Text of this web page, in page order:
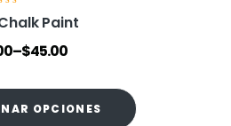
Paint
–$45.00
OPCIONES